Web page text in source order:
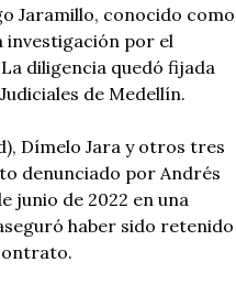
Jaramillo, conocido como
investigación por el
diligencia quedó fijada
de Medellín.
Dímelo Jara y otros tres
denunciado por Andrés
junio de 2022 en una
haber sido retenido